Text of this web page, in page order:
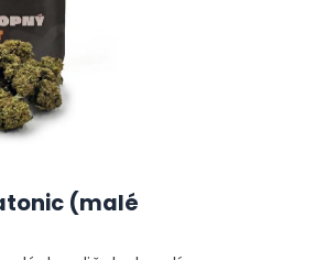
(malé